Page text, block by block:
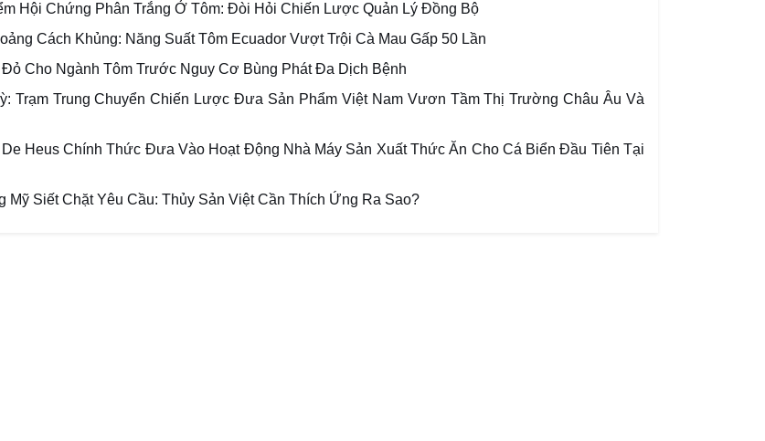
Hội Chứng Phân Trắng Ở Tôm: Đòi Hỏi Chiến Lược Quản Lý Đồng Bộ
Cách Khủng: Năng Suất Tôm Ecuador Vượt Trội Cà Mau Gấp 50 Lần
Cho Ngành Tôm Trước Nguy Cơ Bùng Phát Đa Dịch Bệnh
Trạm Trung Chuyển Chiến Lược Đưa Sản Phẩm Việt Nam Vươn Tầm Thị Trường Châu Âu Và
Heus Chính Thức Đưa Vào Hoạt Động Nhà Máy Sản Xuất Thức Ăn Cho Cá Biển Đầu Tiên Tại
Mỹ Siết Chặt Yêu Cầu: Thủy Sản Việt Cần Thích Ứng Ra Sao?